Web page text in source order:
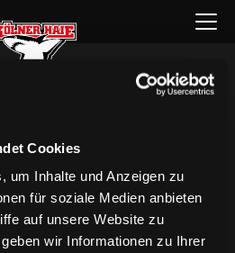
Cookies
um Inhalte und Anzeigen zu
für soziale Medien anbieten
auf unsere Website zu
wir Informationen zu Ihrer
Menü
öffnen